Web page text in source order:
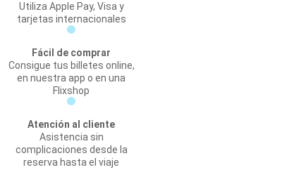
Utiliza Apple Pay, Visa y
tarjetas internacionales
Fácil de comprar
Consigue tus billetes online,
en nuestra app o en una
Flixshop
Atención al cliente
Asistencia sin
complicaciones desde la
reserva hasta el viaje